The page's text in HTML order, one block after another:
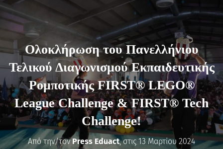
Ολοκλήρωση του Πανελλήνιου
Τελικού Διαγωνισμού Εκπαιδευτικής
Ρομποτικής FIRST® LEGO®
League Challenge & FIRST® Tech
Challenge!
Από την/τονPress Eduact, στις13 Μαρτίου 2024